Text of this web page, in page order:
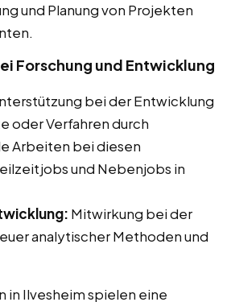
und Planung von Projekten
Forschung und Entwicklung
bei der Entwicklung
oder Verfahren durch
Arbeiten bei diesen
und Nebenjobs in
Mitwirkung bei der
analytischer Methoden und
in Ilvesheim spielen eine